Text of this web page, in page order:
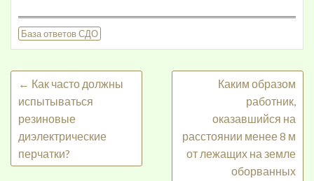
База ответов СДО
← Как часто должны
испытываться
резиновые
диэлектрические
перчатки?
Каким образом
работник,
оказавшийся на
расстоянии менее 8 м
от лежащих на земле
оборванных